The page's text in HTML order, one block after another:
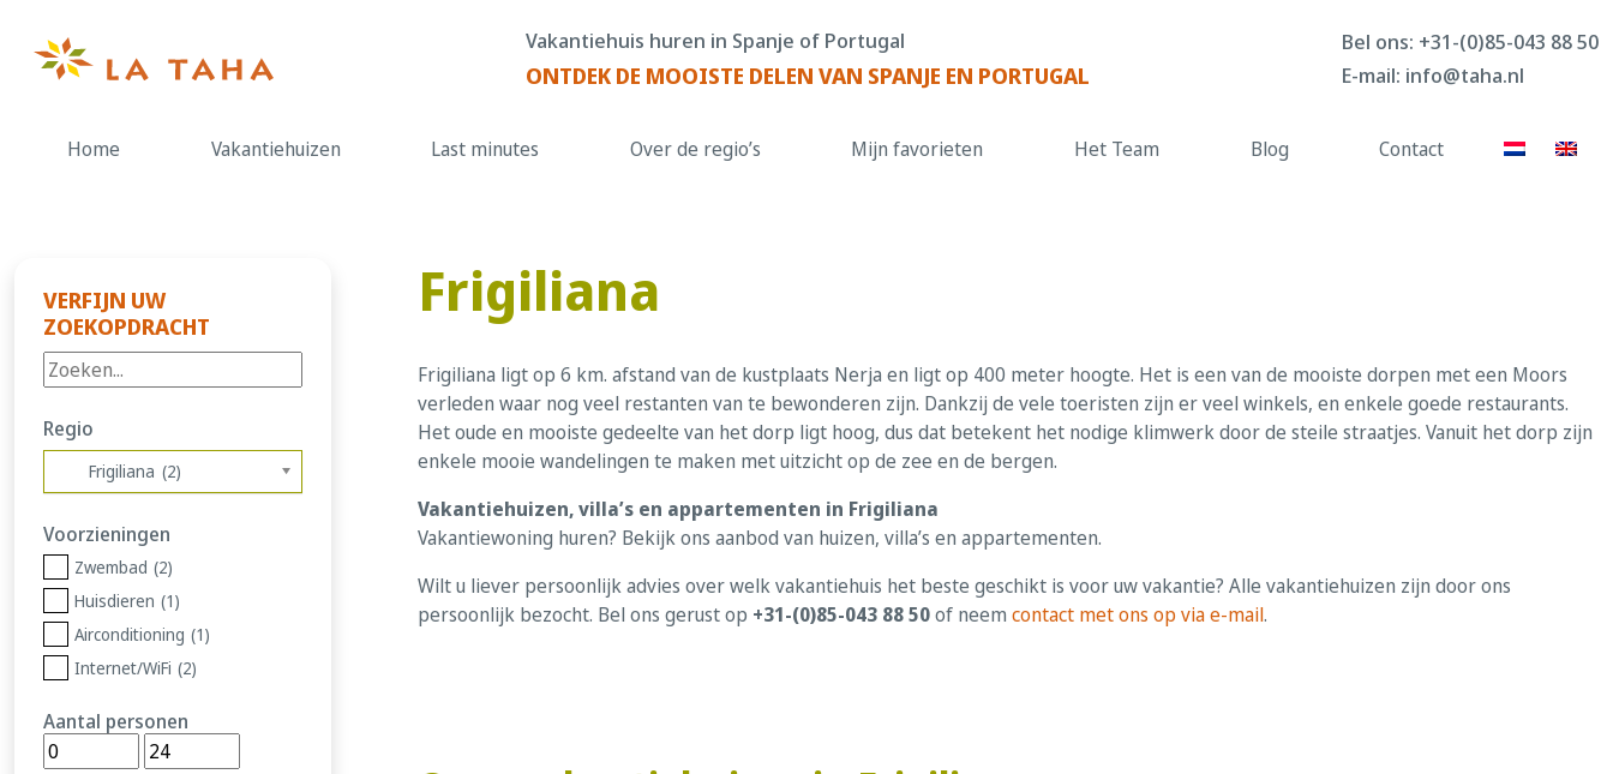
Vakantiehuis huren in Spanje of Portugal
ONTDEK DE MOOISTE DELEN VAN SPANJE EN PORTUGAL
Bel ons: +31-(0)85-043 88 50
E-mail: info@taha.nl
Home Vakantiehuizen Last minutes Over de regio’s Mijn favorieten Het Team Blog Contact
VERFIJN UW
ZOEKOPDRACHT
Regio
Frigiliana (2)
Voorzieningen
Zwembad (2)
Huisdieren (1)
Airconditioning (1)
Internet/WiFi (2)
Aantal personen
Frigiliana
Frigiliana ligt op 6 km. afstand van de kustplaats Nerja en ligt op 400 meter hoogte. Het is een van de mooiste dorpen met een Moors
verleden waar nog veel restanten van te bewonderen zijn. Dankzij de vele toeristen zijn er veel winkels, en enkele goede restaurants.
Het oude en mooiste gedeelte van het dorp ligt hoog, dus dat betekent het nodige klimwerk door de steile straatjes. Vanuit het dorp zijn
enkele mooie wandelingen te maken met uitzicht op de zee en de bergen.
Vakantiehuizen, villa’s en appartementen in Frigiliana
Vakantiewoning huren? Bekijk ons aanbod van huizen, villa’s en appartementen.
Wilt u liever persoonlijk advies over welk vakantiehuis het beste geschikt is voor uw vakantie? Alle vakantiehuizen zijn door ons
persoonlijk bezocht. Bel ons gerust op +31-(0)85-043 88 50of neem contact met ons op via e-mail.